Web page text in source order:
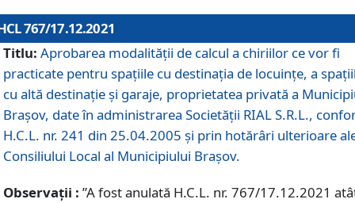
767/17.12.2021
Titlu: Aprobarea modalității de calcul a chiriilor ce vor fi
practicate pentru spaţiile cu destinaţia de locuinţe, a
cu altă destinaţie şi garaje, proprietatea privată a
Braşov, date în administrarea Societăţii RIAL S.R.L.,
H.C.L. nr. 241 din 25.04.2005 și prin hotărâri ulterioare
Consiliului Local al Municipiului Braşov.
Observații : ”A fost anulată H.C.L. nr. 767/17.12.2021